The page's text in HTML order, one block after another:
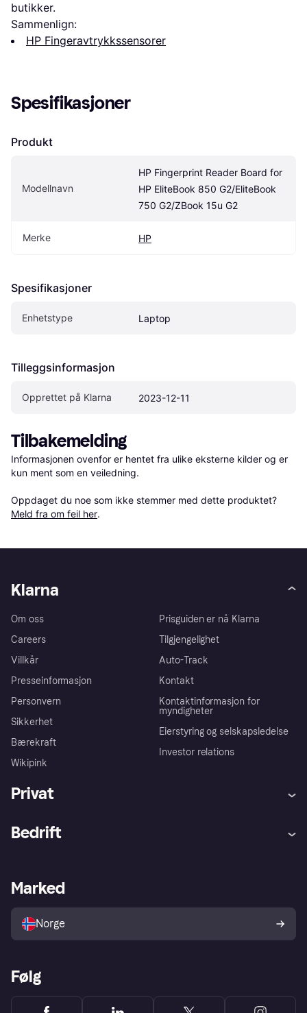
butikker.
Sammenlign:
HP Fingeravtrykkssensorer
Spesifikasjoner
Produkt
Modellnavn
HP Fingerprint Reader Board for
HP EliteBook 850 G2/EliteBook
750 G2/ZBook 15u G2
Merke HP
Spesifikasjoner
Enhetstype Laptop
Tilleggsinformasjon
Opprettet på Klarna 2023-12-11
Tilbakemelding
Informasjonen ovenfor er hentet fra ulike eksterne kilder og er
kun ment som en veiledning.
Oppdaget du noe som ikke stemmer med dette produktet?
Meld fra om feil her.
Klarna
Om oss
Careers
Villkår
Presseinformasjon
Personvern
Sikkerhet
Bærekraft
Wikipink
Prisguiden er nå Klarna
Tilgjengelighet
Auto-Track
Kontakt
Kontaktinformasjon for
myndigheter
Eierstyring og selskapsledelse
Investor relations
Privat
Utforsk butikker
Bedrift
Merchant portal
Marked
Norge
Følg